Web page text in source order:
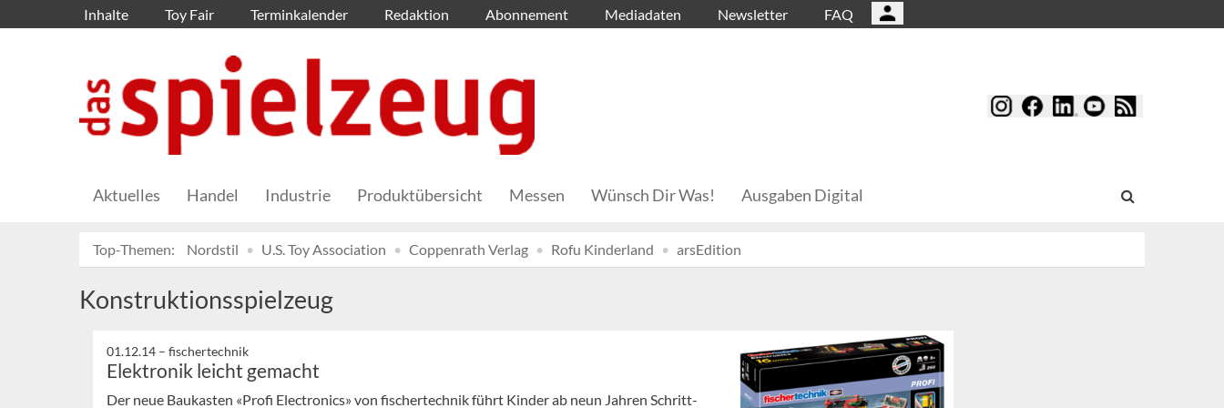
Inhalte Toy Fair Terminkalender Redaktion Abonnement Mediadaten Newsletter FAQ
Aktuelles Handel Industrie Produktübersicht Messen Wünsch Dir Was! Ausgaben Digital
Top-Themen: Nordstil U.S. Toy Association Coppenrath Verlag Rofu Kinderland arsEdition
Konstruktionsspielzeug
01.12.14 – fischertechnik
Elektronik leicht gemacht
Der neue Baukasten «Profi Electronics» von fischertechnik führt Kinder ab neun Jahren Schritt-